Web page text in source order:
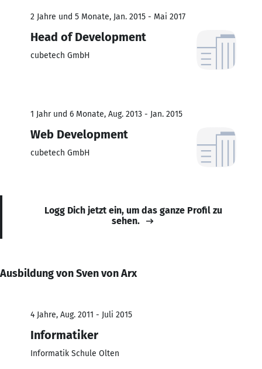
2 Jahre und 5 Monate, Jan. 2015 - Mai 2017
Head of Development
cubetech GmbH
1 Jahr und 6 Monate, Aug. 2013 - Jan. 2015
Web Development
cubetech GmbH
Logg Dich jetzt ein, um das ganze Profil zu
sehen.
Ausbildung von Sven von Arx
4 Jahre, Aug. 2011 - Juli 2015
Informatiker
Informatik Schule Olten